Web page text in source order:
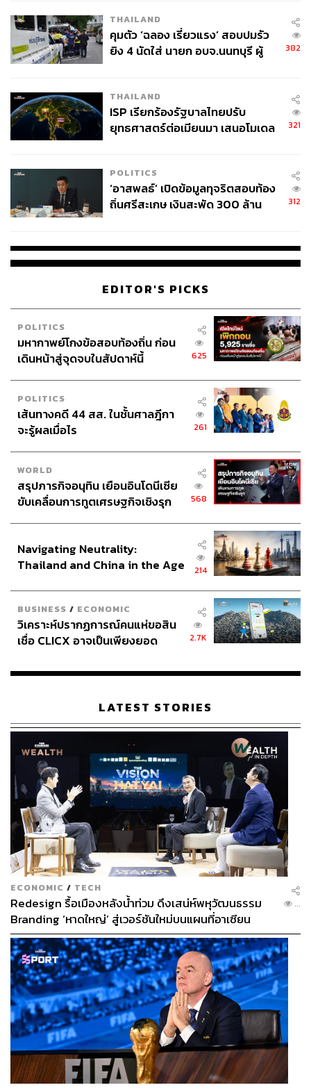
จากนั้นก็จะปรับทิศทางเพื่อโคจรผ่านดวงจันทร์คาลลิสโตที่
อยู่ไกลจากดาวพฤหัสบดีกว่าเพื่อนในช่วงปี 2033-2034
ระหว่างที่ผ่านดวงจันทร์คาลลิสโต ยาน JUICE ก็จะใช้เครื่อง
เป็นหนึ่งในจำนวนหลุมอุกกาบาตมีอายุมากที่สุดในระบบ
สุริยะบนดวงจันทร์ดวงนี้ จากนั้นก็จะมีการเก็บข้อมูลของน้ำ
แรงโน้มถ่วงของคาลลิสโตในการเปลี่ยนมุมของยานให้ย้อน
กลับไปสำรวจบริเวณเส้นละติจูดสูงและบริเวณขั้วของดาว
พฤหัสบดีด้วย
ในช่วงสุดท้ายของการสำรวจ นั่นคือเดือนธันวาคม 2034
มีด กลายเป็นยานอวกาศลำแรกในประวัติศาสตร์ที่ไปโคจร
รอบดวงจันทร์ของดาวเคราะห์ดวงอื่น และจะคงอยู่ที่นั่นจน
หมดพลังงานในช่วงปลายปี 2035 เมื่อหมดหน้าที่ จะมีคำสั่ง
ให้ยานพุ่งเข้าชนดวงจันทร์แกนีมีด เพื่อไม่ให้ตัวยานที่หมด
พลังงานกลายเป็นขยะอวกาศที่อาจก่อปัญหากับยานที่ตามมา
ในวันหน้า และถือเป็นการสิ้นสุดภารกิจอันยาวนานของยาน
ลำนี้
การลงทุนส่งยานในโครงการมูลค่าที่คิดเป็นเงินไทยประมาณ
58,000 ล้านบาทในครั้งนี้ ก็เพื่อให้รู้และหายสงสัยในสภาพ
แวดล้อมที่เอื้ออำนวยต่อการอยู่รอดของสิ่งมีชีวิตต่างภพ
เพราะหากเราโชคดีพบร่องรอยของจุลชีพหรือสิ่งมีชีวิตไม่ว่า
รูปแบบใดนอกโลกเราจริง โอกาสที่จะพบสิ่งมีชีวิตในระบบ
ดาวเคราะห์ที่โคจรรอบดวงอาทิตย์ดวงอื่นในจักรวาลก็จะมี
ความเป็นไปได้สูง และไม่แน่ว่าเราอาจได้พบบางสิ่งที่ตอบ
สนองต่อการค้นหาของเราได้ในอนาคต
TAGS: วิทยาศาสตร์ ยานอวกาศ
ดาราศาสตร์
482
ABOUT THE AUTHOR
Mr.Vop
เว็บมาสเตอร์ Paipibat.com ผู้คอยศึกษา
ค้นคว้าเฝ้าดูความเป็นไปของโลกและจักรวาล
โดยเฉพาะทางวิทยาศาสตร์ ฟิสิกส์ และ
ดาราศาสตร์ เคยมีรายการทีวีเล็กๆ ชื่อ ‘ยาม
เฝ้าโลก’
THAILAND
คุมตัว ‘ฉลอง เรี่ยวแรง’ สอบปมรัว
ยิง 4 นัดใส่ นายก อบจ.นนทบุรี ผู้
382
THAILAND
ISP เรียกร้องรัฐบาลไทยปรับ
ยุทธศาสตร์ต่อเมียนมา เสนอโมเดล
321
POLITICS
‘อาสพลธ์’ เปิดข้อมูลทุจริตสอบท้อง
ถิ่นศรีสะเกษ เงินสะพัด 300 ล้าน
312
EDITOR'S PICKS
POLITICS
มหากาพย์โกงข้อสอบท้องถิ่น ก่อน
เดินหน้าสู่จุดจบในสัปดาห์นี้
625
POLITICS
เส้นทางคดี 44 สส. ในชั้นศาลฎีกา
จะรู้ผลเมื่อไร
261
WORLD
สรุปภารกิจอนุทิน เยือนอินโดนีเซีย
ขับเคลื่อนการทูตเศรษฐกิจเชิงรุก
568
Navigating Neutrality:
Thailand and China in the Age
214
BUSINESS / ECONOMIC
วิเคราะห์ปรากฏการณ์คนแห่ขอสิน
เชื่อ CLICX อาจเป็นเพียงยอด
เรือนไทยที่ถูกซุกไว้
2.7K
LATEST STORIES
ECONOMIC / TECH
Redesign รื้อเมืองหลังน้ำท่วม ดึงเสน่ห์พหุวัฒนธรรม
Branding ‘หาดใหญ่’ สู่เวอร์ชันใหม่บนแผนที่อาเซียน
...